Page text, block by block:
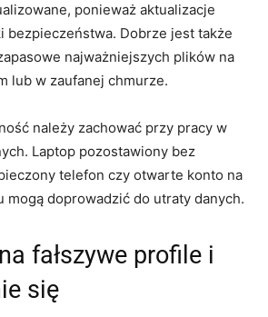
ponieważ aktualizacje
bezpieczeństwa. Dobrze jest także
najważniejszych plików na
lub w zaufanej chmurze.
należy zachować przy pracy w
Laptop pozostawiony bez
telefon czy otwarte konto na
mogą doprowadzić do utraty danych.
fałszywe profile i
się